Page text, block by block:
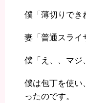
僕「薄切りでき
妻「普通スライ
僕「え、、マジ
僕は包丁を使い
ったのです。